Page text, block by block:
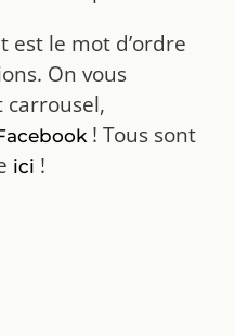
est le mot d’ordre
On vous
! Tous sont
ici !